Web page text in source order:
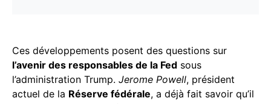
Ces développements posent des questions sur
l’avenir des responsables de la Fed sous
l’administration Trump. Jerome Powell, président
actuel de la Réserve fédérale, a déjà fait savoir qu’il